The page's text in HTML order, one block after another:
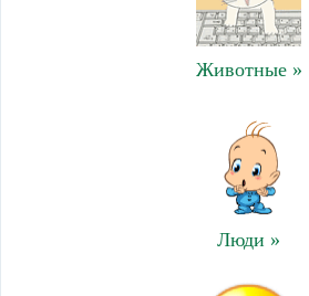
Животные »
Люди »